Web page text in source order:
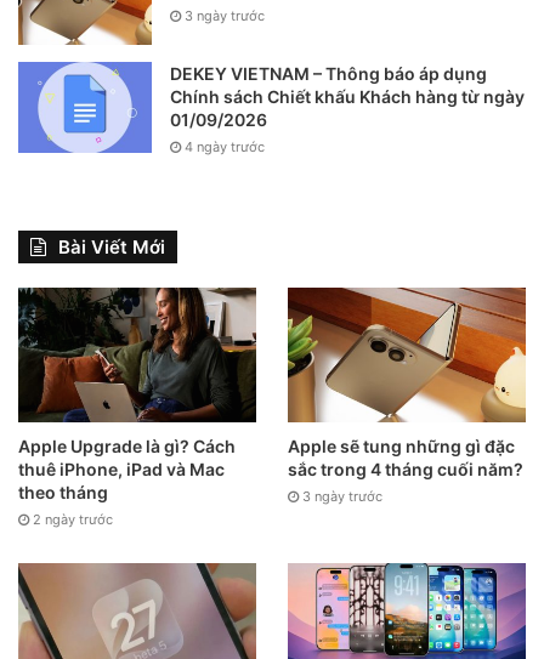
3 ngày trước
DEKEY VIETNAM – Thông báo áp dụng
Chính sách Chiết khấu Khách hàng từ ngày
01/09/2026
4 ngày trước
Bài Viết Mới
Apple Upgrade là gì? Cách
thuê iPhone, iPad và Mac
theo tháng
2 ngày trước
Apple sẽ tung những gì đặc
sắc trong 4 tháng cuối năm?
3 ngày trước